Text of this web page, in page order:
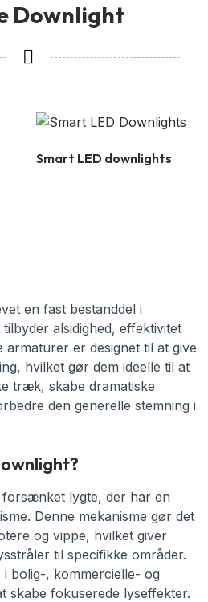
Downlight
Smart LED downlights
en fast bestanddel i
alsidighed, effektivitet
armaturer er designet til at give
hvilket gør dem ideelle til at
træk, skabe dramatiske
den generelle stemning i
lygte, der har en
Denne mekanisme gør det
og vippe, hvilket giver
til specifikke områder.
i bolig-, kommercielle- og
skabe fokuserede lyseffekter.